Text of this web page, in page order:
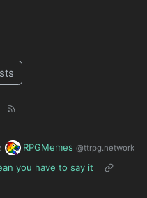
RPGMemes@ttrpg.network
you have to say it